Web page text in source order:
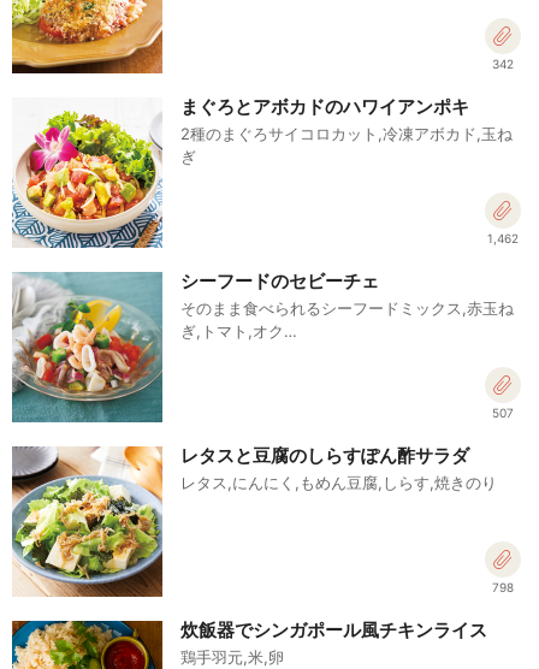
342
まぐろとアボカドのハワイアンポキ
2種のまぐろサイコロカット,冷凍アボカド,玉ね
ぎ
1,462
シーフードのセビーチェ
そのまま食べられるシーフードミックス,赤玉ね
ぎ,トマト,オク…
507
レタスと豆腐のしらすぽん酢サラダ
レタス,にんにく,もめん豆腐,しらす,焼きのり
798
炊飯器でシンガポール風チキンライス
鶏手羽元,米,卵